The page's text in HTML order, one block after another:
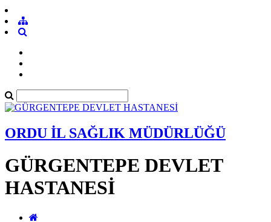
ORDU İL SAĞLIK MÜDÜRLÜĞÜ
GÜRGENTEPE DEVLET
HASTANESİ